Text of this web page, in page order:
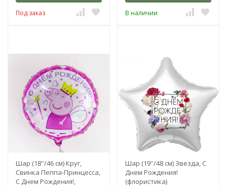
Под заказ В наличии
Шар (18''/46 см) Круг,
Свинка Пеппа-Принцесса,
С Днем Рождения!,
Шар (19''/48 см) Звезда, С
Днем Рождения!
(флористика)